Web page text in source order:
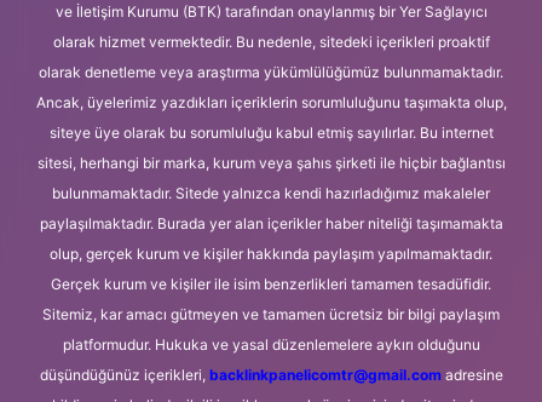
ve İletişim Kurumu (BTK) tarafından onaylanmış bir Yer Sağlayıcı
olarak hizmet vermektedir. Bu nedenle, sitedeki içerikleri proaktif
olarak denetleme veya araştırma yükümlülüğümüz bulunmamaktadır.
Ancak, üyelerimiz yazdıkları içeriklerin sorumluluğunu taşımakta olup,
siteye üye olarak bu sorumluluğu kabul etmiş sayılırlar. Bu internet
sitesi, herhangi bir marka, kurum veya şahıs şirketi ile hiçbir bağlantısı
bulunmamaktadır. Sitede yalnızca kendi hazırladığımız makaleler
paylaşılmaktadır. Burada yer alan içerikler haber niteliği taşımamakta
olup, gerçek kurum ve kişiler hakkında paylaşım yapılmamaktadır.
Gerçek kurum ve kişiler ile isim benzerlikleri tamamen tesadüfidir.
Sitemiz, kar amacı gütmeyen ve tamamen ücretsiz bir bilgi paylaşım
platformudur. Hukuka ve yasal düzenlemelere aykırı olduğunu
düşündüğünüz içerikleri, backlinkpanelicomtr@gmail.comadresine